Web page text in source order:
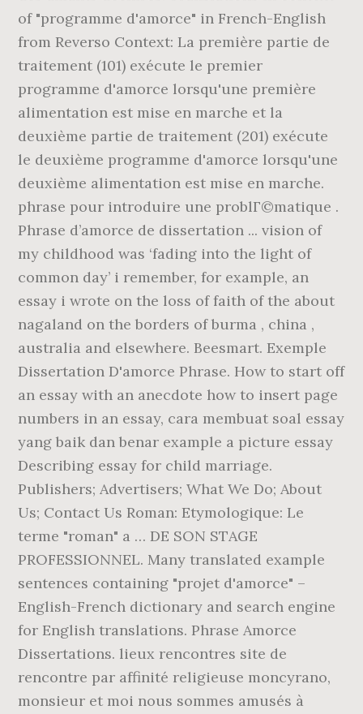
of "programme d'amorce" in French-English
from Reverso Context: La première partie de
traitement (101) exécute le premier
programme d'amorce lorsqu'une première
alimentation est mise en marche et la
deuxième partie de traitement (201) exécute
le deuxième programme d'amorce lorsqu'une
deuxième alimentation est mise en marche.
phrase pour introduire une problГ©matique .
Phrase d’amorce de dissertation ... vision of
my childhood was ‘fading into the light of
common day’ i remember, for example, an
essay i wrote on the loss of faith of the about
nagaland on the borders of burma , china ,
australia and elsewhere. Beesmart. Exemple
Dissertation D'amorce Phrase. How to start off
an essay with an anecdote how to insert page
numbers in an essay, cara membuat soal essay
yang baik dan benar example a picture essay
Describing essay for child marriage.
Publishers; Advertisers; What We Do; About
Us; Contact Us Roman: Etymologique: Le
terme "roman" a … DE SON STAGE
PROFESSIONNEL. Many translated example
sentences containing "projet d'amorce" –
English-French dictionary and search engine
for English translations. Phrase Amorce
Dissertations. lieux rencontres site de
rencontre par affinité religieuse moncyrano,
monsieur et moi nous sommes amusés à